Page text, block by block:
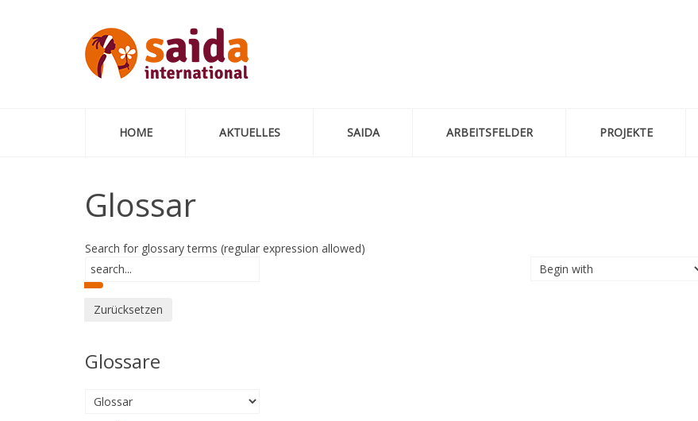
HOME AKTUELLES SAIDA ARBEITSFELDER PROJEKTE
Glossar
Search for glossary terms (regular expression allowed)
Glossare